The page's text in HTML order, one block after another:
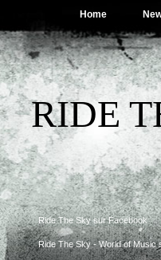
Home
RIDE
Ride The Sky sur Facebook
Ride The Sky - World of Music